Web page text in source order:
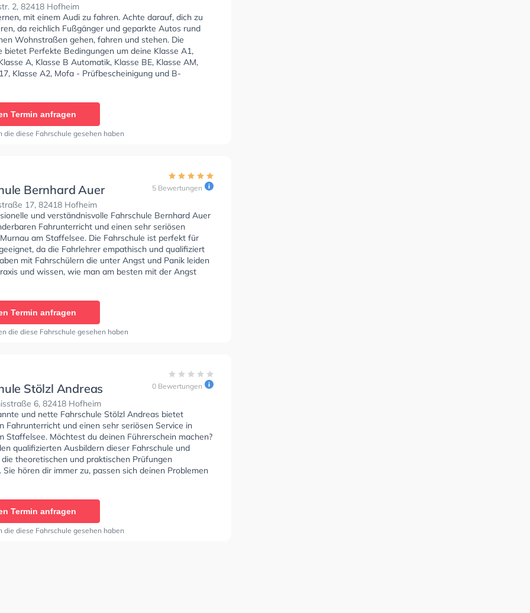
2, 82418 Hofheim
mit einem Audi zu fahren. Achte darauf, dich zu
da reichlich Fußgänger und geparkte Autos rund
Wohnstraßen gehen, fahren und stehen. Die
bietet Perfekte Bedingungen um deine Klasse A1,
A, Klasse B Automatik, Klasse BE, Klasse AM,
Klasse A2, Mofa - Prüfbescheinigung und B-
zu erhalten. In der Fahrschule Yellow-Drive Sie können
Termin anfragen
die diese Fahrschule gesehen haben
Bernhard Auer
17, 82418 Hofheim
5 Bewertungen
und verständnisvolle Fahrschule Bernhard Auer
Fahrunterricht und einen sehr seriösen
am Staffelsee. Die Fahrschule ist perfekt für
da die Fahrlehrer empathisch und qualifiziert
mit Fahrschülern die unter Angst und Panik leiden
und wissen, wie man am besten mit der Angst
umgehen muss. Wir empfehlen dir auch online-
Prüfung. In der Fahrschule Bernhard Auer Sie
Termin online anfragen.
Termin anfragen
die diese Fahrschule gesehen haben
Stölzl Andreas
6, 82418 Hofheim
0 Bewertungen
und nette Fahrschule Stölzl Andreas bietet
Fahrunterricht und einen sehr seriösen Service in
Staffelsee. Möchtest du deinen Führerschein machen?
qualifizierten Ausbildern dieser Fahrschule und
theoretischen und praktischen Prüfungen
Sie hören dir immer zu, passen sich deinen Problemen
dir eine angepasste Lernerfahrung. In der
Termin anfragen
die diese Fahrschule gesehen haben